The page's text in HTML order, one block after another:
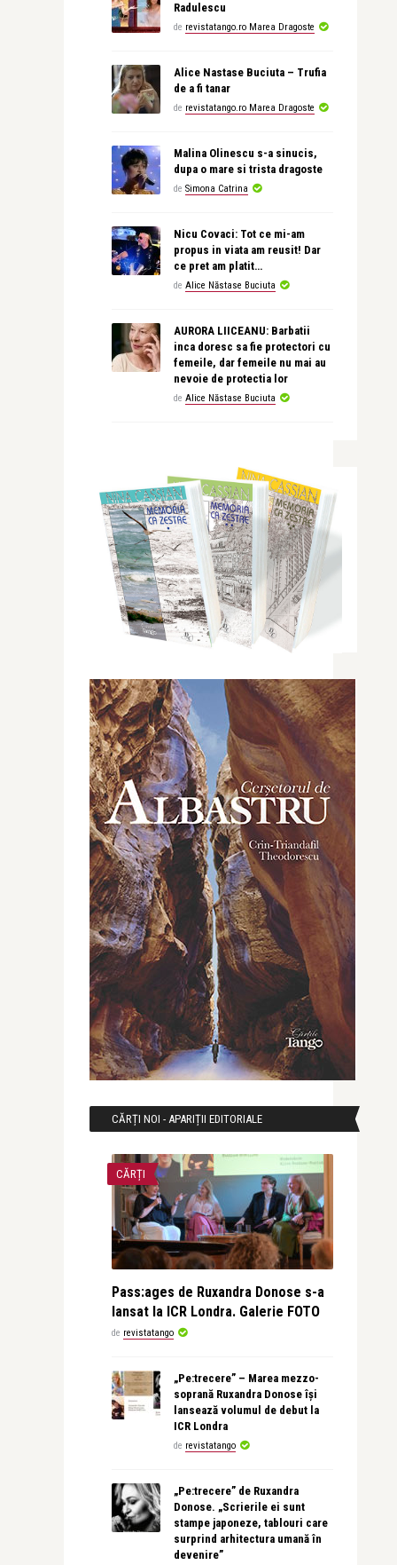
Radulescu
de revistatango.ro Marea Dragoste
Alice Nastase Buciuta – Trufia
de a fi tanar
de revistatango.ro Marea Dragoste
Malina Olinescu s-a sinucis,
dupa o mare si trista dragoste
de Simona Catrina
Nicu Covaci: Tot ce mi-am
propus in viata am reusit! Dar
ce pret am platit…
de Alice Năstase Buciuta
AURORA LIICEANU: Barbatii
inca doresc sa fie protectori cu
femeile, dar femeile nu mai au
nevoie de protectia lor
de Alice Năstase Buciuta
CĂRȚI NOI - APARIȚII EDITORIALE
CĂRȚI
Pass:ages de Ruxandra Donose s-a
lansat la ICR Londra. Galerie FOTO
de revistatango
„Pe:trecere” – Marea mezzo-
soprană Ruxandra Donose își
lansează volumul de debut la
ICR Londra
de revistatango
„Pe:trecere” de Ruxandra
Donose. „Scrierile ei sunt
stampe japoneze, tablouri care
surprind arhitectura umană în
devenire”